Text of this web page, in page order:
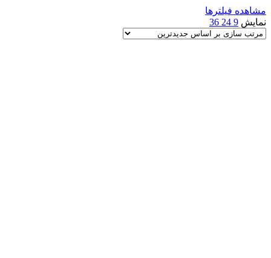
مشاهده فیلترها
نمایش 9
24
36